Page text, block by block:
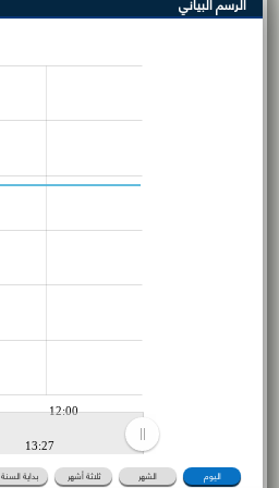
12:00
13:27
اليوم الشهر ثلاثة أشهر بداية السنة